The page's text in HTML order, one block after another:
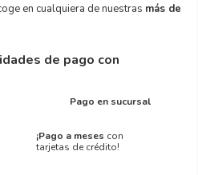
en cualquiera de nuestras más de
de pago con
Pago en sucursal
¡Pago a meses con
tarjetas de crédito!